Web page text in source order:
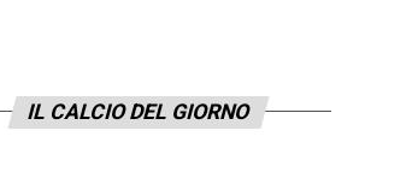
IL CALCIO DEL GIORNO